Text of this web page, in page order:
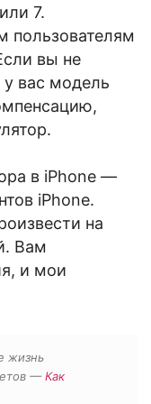
7.
пользователям
вы не
вас модель
в iPhone —
iPhone.
на
Вам
и мои
жизнь
— Как